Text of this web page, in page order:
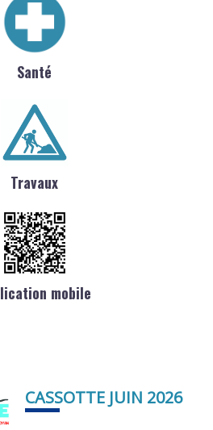
Santé
Travaux
mobile
CASSOTTE JUIN 2026